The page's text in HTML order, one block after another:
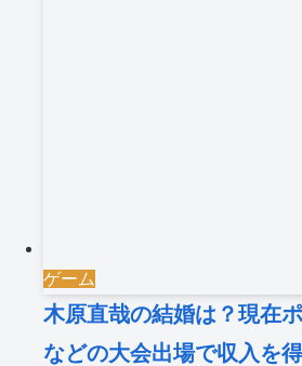
ゲーム
木原直哉の結婚は？現在
などの大会出場で収入を